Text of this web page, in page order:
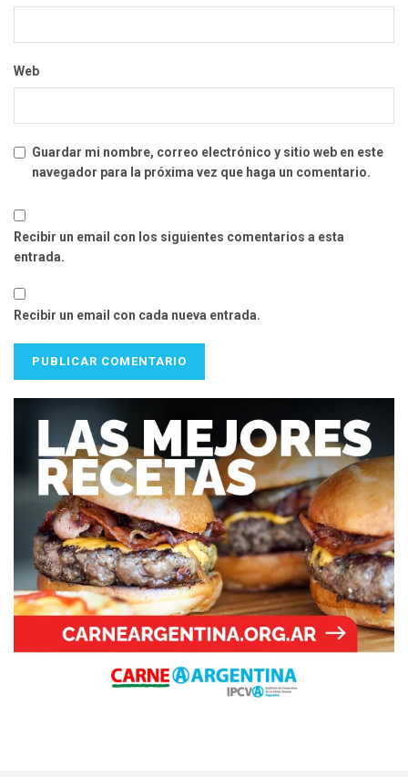
Web
Guardar mi nombre, correo electrónico y sitio web en este
navegador para la próxima vez que haga un comentario.
Recibir un email con los siguientes comentarios a esta
entrada.
Recibir un email con cada nueva entrada.